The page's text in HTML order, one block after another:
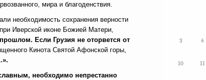
мира и благоденствия.
необходимость сохранения верности
Иверской иконе Божией Матери,
Если Грузия не оторвется от
Кинота Святой Афонской горы,
необходимо непрестанно
3 4
10 11